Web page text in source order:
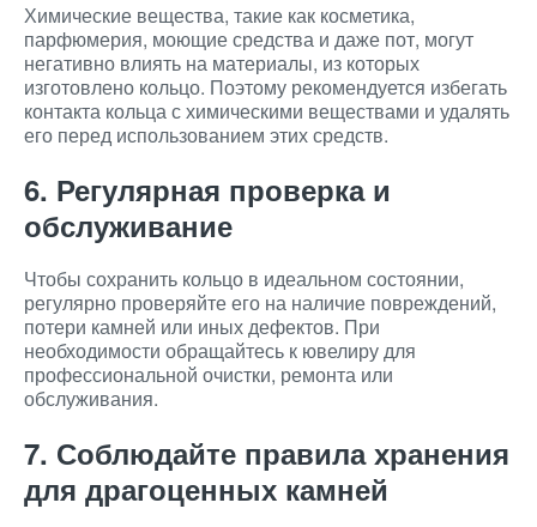
Химические вещества, такие как косметика,
парфюмерия, моющие средства и даже пот, могут
негативно влиять на материалы, из которых
изготовлено кольцо. Поэтому рекомендуется избегать
контакта кольца с химическими веществами и удалять
его перед использованием этих средств.
6. Регулярная проверка и
обслуживание
Чтобы сохранить кольцо в идеальном состоянии,
регулярно проверяйте его на наличие повреждений,
потери камней или иных дефектов. При
необходимости обращайтесь к ювелиру для
профессиональной очистки, ремонта или
обслуживания.
7. Соблюдайте правила хранения
для драгоценных камней